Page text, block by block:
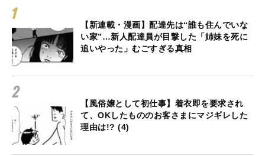
【新連載・漫画】配達先は“誰も住んでいな
い家”…新人配達員が目撃した「姉妹を死に
追いやった」むごすぎる真相
【風俗嬢として初仕事】着衣即を要求され
て、OKしたもののお客さまにマジギレした
理由は!? (4)